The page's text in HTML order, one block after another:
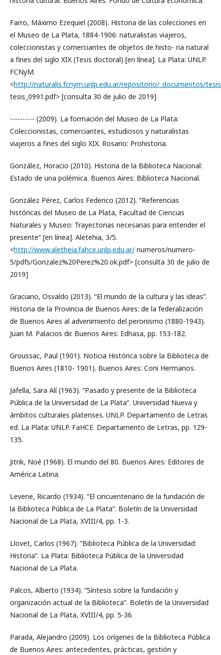
Farro, Máximo Ezequiel (2008). Historia de las colecciones en
el Museo de La Plata, 1884-1906: naturalistas viajeros,
coleccionistas y comerciantes de objetos de histo- ria natural
a fines del siglo XIX (Tesis doctoral) [en línea]. La Plata: UNLP.
FCNyM.
<http://naturalis.fcnym.unlp.edu.ar/repositorio/_documentos/
tesis_0991.pdf> [consulta 30 de julio de 2019]
---------- (2009). La formación del Museo de La Plata:
Coleccionistas, comerciantes, estudiosos y naturalistas
viajeros a fines del siglo XIX. Rosario: Prohistoria.
González, Horacio (2010). Historia de la Biblioteca Nacional:
Estado de una polémica. Buenos Aires: Biblioteca Nacional.
González Pérez, Carlos Federico (2012). “Referencias
históricas del Museo de La Plata, Facultad de Ciencias
Naturales y Museo: Trayectorias necesarias para entender el
presente” [en línea]. Aletehia, 3/5.
<http://www.aletheia.fahce.unlp.edu.ar/ numeros/numero-
5/pdfs/Gonzalez%20Perez%20.ok.pdf> [consulta 30 de julio de
2019]
Graciano, Osvaldo (2013). “El mundo de la cultura y las ideas”.
Historia de la Provincia de Buenos Aires: de la federalización
de Buenos Aires al advenimiento del peronismo (1880-1943).
Juan M. Palacios dir. Buenos Aires: Edhasa, pp. 153-182.
Groussac, Paul (1901). Noticia Histórica sobre la Biblioteca de
Buenos Aires (1810- 1901). Buenos Aires: Coni Hermanos.
Jafella, Sara Alí (1963). “Pasado y presente de la Biblioteca
Pública de la Universidad de La Plata”. Universidad Nueva y
ámbitos culturales platenses. UNLP. Departamento de Letras
ed. La Plata: UNLP. FaHCE. Departamento de Letras, pp. 129-
135.
Jitrik, Noé (1968). El mundo del 80. Buenos Aires: Editores de
América Latina.
Levene, Ricardo (1934). “El cincuentenario de la fundación de
la Biblioteca Pública de La Plata”. Boletín de la Universidad
Nacional de La Plata, XVIII/4, pp. 1-3.
Llovet, Carlos (1967). “Biblioteca Pública de la Universidad:
Historia”. La Plata: Biblioteca Pública de la Universidad
Nacional de La Plata.
Palcos, Alberto (1934). “Síntesis sobre la fundación y
organización actual de la Biblioteca”. Boletín de la Universidad
Nacional de La Plata, XVIII/4, pp. 5-36.
Parada, Alejandro (2009). Los orígenes de la Biblioteca Pública
de Buenos Aires: antecedentes, prácticas, gestión y